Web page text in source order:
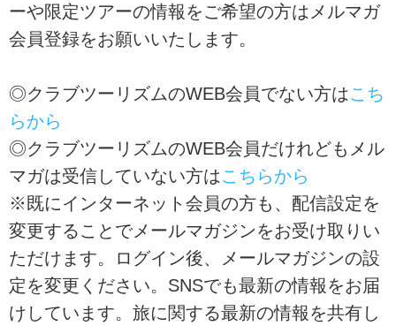
ーや限定ツアーの情報をご希望の方はメルマガ
会員登録をお願いいたします。
◎クラブツーリズムのWEB会員でない方はこち
らから
◎クラブツーリズムのWEB会員だけれどもメル
マガは受信していない方はこちらから
※既にインターネット会員の方も、配信設定を
変更することでメールマガジンをお受け取りい
ただけます。ログイン後、メールマガジンの設
定を変更ください。SNSでも最新の情報をお届
けしています。旅に関する最新の情報を共有し